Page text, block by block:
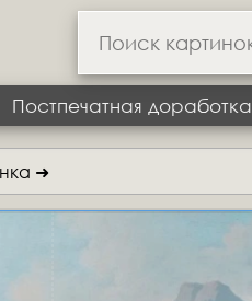
Постпечатная доработка
➜